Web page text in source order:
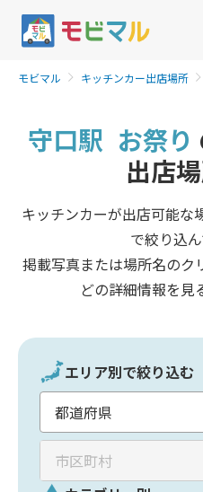
モビマル キッチンカー出店場所
守口駅 お祭り
出店
キッチンカーが出店可能な
で絞り込
掲載写真または場所名のク
どの詳細情報を見
エリア別で絞り込む